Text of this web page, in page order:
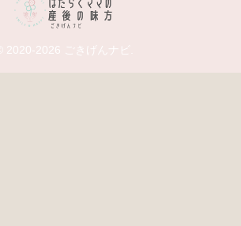
© 2020-2026 ごきげんナビ.